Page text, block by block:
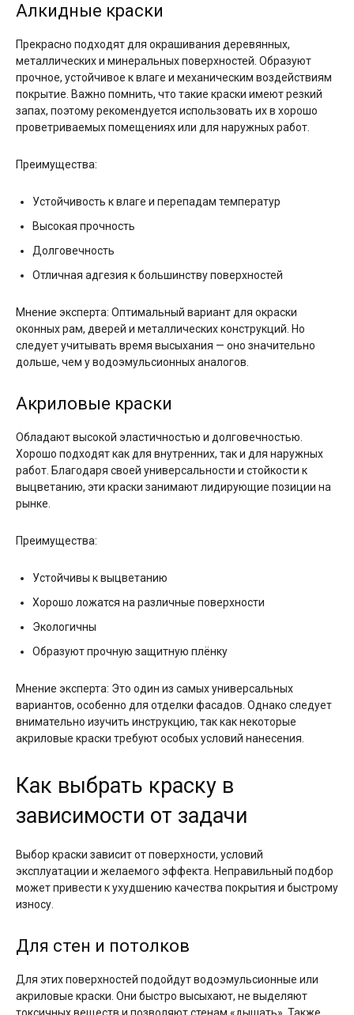
Алкидные краски
Прекрасно подходят для окрашивания деревянных,
металлических и минеральных поверхностей. Образуют
прочное, устойчивое к влаге и механическим воздействиям
покрытие. Важно помнить, что такие краски имеют резкий
запах, поэтому рекомендуется использовать их в хорошо
проветриваемых помещениях или для наружных работ.
Преимущества:
Устойчивость к влаге и перепадам температур
Высокая прочность
Долговечность
Отличная адгезия к большинству поверхностей
Мнение эксперта: Оптимальный вариант для окраски
оконных рам, дверей и металлических конструкций. Но
следует учитывать время высыхания — оно значительно
дольше, чем у водоэмульсионных аналогов.
Акриловые краски
Обладают высокой эластичностью и долговечностью.
Хорошо подходят как для внутренних, так и для наружных
работ. Благодаря своей универсальности и стойкости к
выцветанию, эти краски занимают лидирующие позиции на
рынке.
Преимущества:
Устойчивы к выцветанию
Хорошо ложатся на различные поверхности
Экологичны
Образуют прочную защитную плёнку
Мнение эксперта: Это один из самых универсальных
вариантов, особенно для отделки фасадов. Однако следует
внимательно изучить инструкцию, так как некоторые
акриловые краски требуют особых условий нанесения.
Как выбрать краску в
зависимости от задачи
Выбор краски зависит от поверхности, условий
эксплуатации и желаемого эффекта. Неправильный подбор
может привести к ухудшению качества покрытия и быстрому
износу.
Для стен и потолков
Для этих поверхностей подойдут водоэмульсионные или
акриловые краски. Они быстро высыхают, не выделяют